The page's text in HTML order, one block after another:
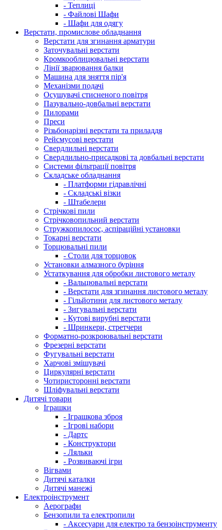
- Теплиці
- Файлові Шафи
- Шафи для одягу
Верстати, промислове обладнання
Верстати для згинання арматури
Заточувальні верстати
Кромкооблицювальні верстати
Лінії зварювання балки
Машина для зняття пір'я
Механізми подачі
Осушувачі стисненого повітря
Пазувально-довбальні верстати
Пилорами
Преси
Різьбонарізні верстати та приладдя
Рейсмусові верстати
Свердлильні верстати
Свердлильно-присадкові та довбальні верстати
Системи фільтрації повітря
Складське обладнання
- Платформи гідравлічні
- Складські візки
- Штабелери
Стрічкові пили
Стрічковопильний верстати
Стружкопилосос, аспіраційні установки
Токарні верстати
Торцювальні пили
- Столи для торцовок
Установки алмазного буріння
Устаткування для обробки листового металу
- Вальцювальні верстати
- Верстати для згинання листового металу
- Гільйотини для листового металу
- Зигувальні верстати
- Кутові вирубні верстати
- Шринкери, стретчери
Форматно-розкроювальні верстати
Фрезерні верстати
Фугувальні верстати
Харчові змішувачі
Циркулярні верстати
Чотиристоронні верстати
Шліфувальні верстати
Дитячі товари
Іграшки
- Іграшкова зброя
- Ігрові набори
- Дартс
- Конструктори
- Ляльки
- Розвиваючі ігри
Вігвами
Дитячі каталки
Дитячі манежі
Електроінструмент
Аерографи
Бензопили та електропили
- Аксесуари для електро та бензоінструменту